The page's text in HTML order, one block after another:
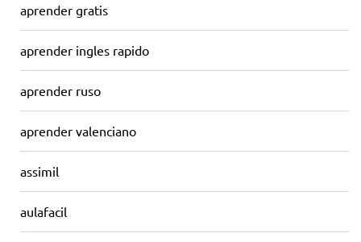
aprender gratis
aprender ingles rapido
aprender ruso
aprender valenciano
assimil
aulafacil